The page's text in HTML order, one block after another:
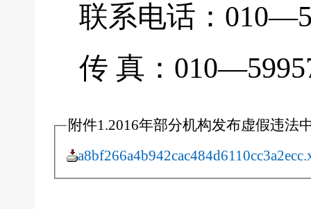
联系电话：
传 真：
附件1.2016年部分机构发布虚假违法